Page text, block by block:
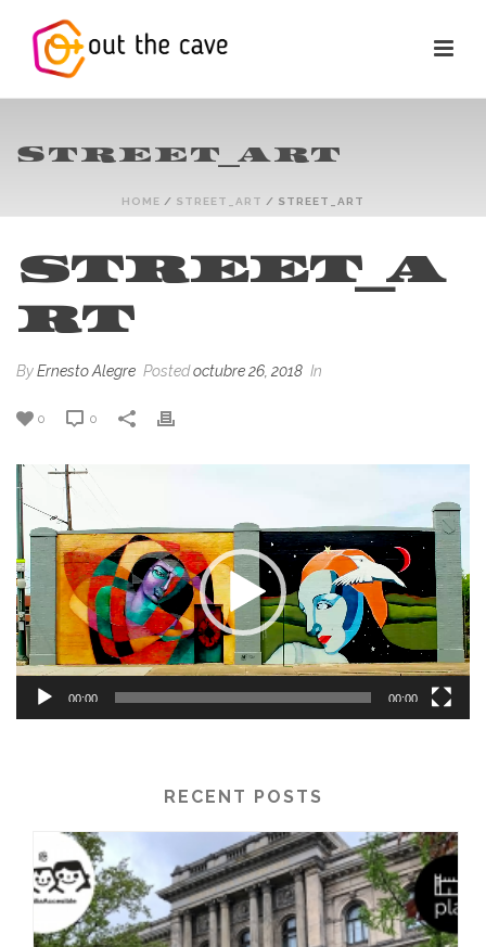
STREET_ART
HOME / STREET_ART / STREET_ART
STREET_A
RT
ByErnesto Alegre Postedoctubre 26, 2018 In
0 0
Reproductor
de
vídeo
00:00 00:00
RECENT POSTS